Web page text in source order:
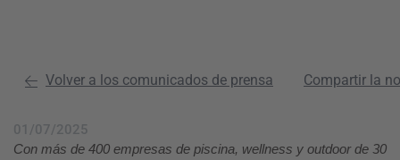
Volver a los comunicados de prensa Compartir la
01/07/2025
Con más de 400 empresas de piscina, wellness y outdoor de 30